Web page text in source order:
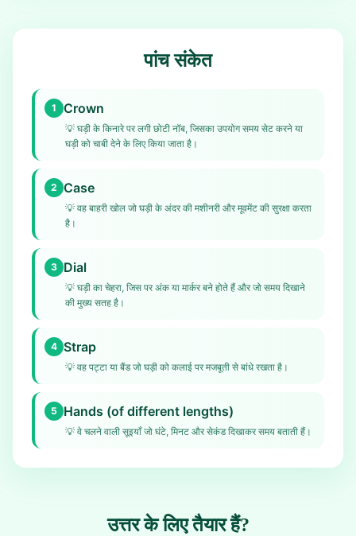
पांच संकेत
1 Crown
💡 घड़ी के किनारे पर लगी छोटी नॉब, जिसका उपयोग समय सेट करने या
घड़ी को चाबी देने के लिए किया जाता है।
2 Case
💡 वह बाहरी खोल जो घड़ी के अंदर की मशीनरी और मूवमेंट की सुरक्षा करता
है।
3 Dial
💡 घड़ी का चेहरा, जिस पर अंक या मार्कर बने होते हैं और जो समय दिखाने
की मुख्य सतह है।
4 Strap
💡 वह पट्टा या बैंड जो घड़ी को कलाई पर मजबूती से बांधे रखता है।
5 Hands (of different lengths)
💡 वे चलने वाली सूइयाँ जो घंटे, मिनट और सेकंड दिखाकर समय बताती हैं।
उत्तर के लिए तैयार हैं?